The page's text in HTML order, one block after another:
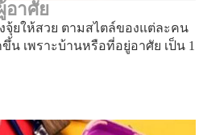
อาศัย
ยให้สวย ตามสไตล์ของแต่ละคน
เพราะบ้านหรือที่อยู่อาศัย เป็น 1